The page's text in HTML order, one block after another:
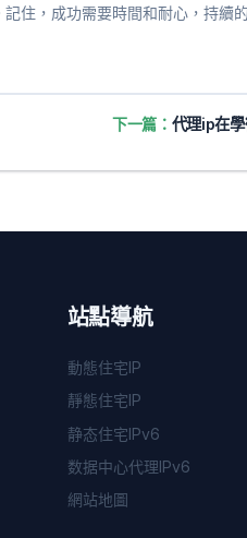
住，成功需要時間和耐心，持續
下一篇： 代理ip在
站點導航
動態住宅IP
靜態住宅IP
静态住宅IPv6
数据中心代理IPv6
網站地圖